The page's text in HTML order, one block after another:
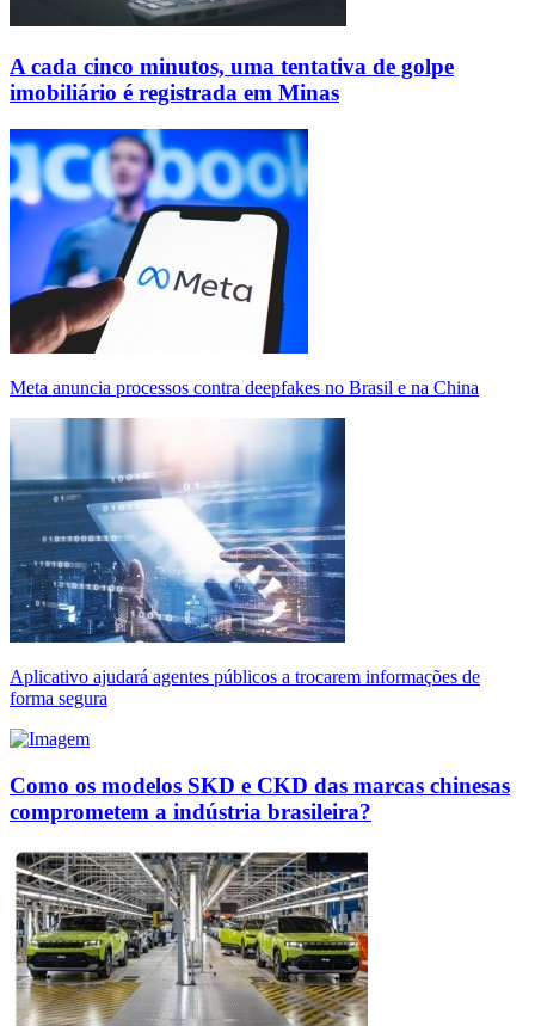
A cada cinco minutos, uma tentativa de golpe
imobiliário é registrada em Minas
Meta anuncia processos contra deepfakes no Brasil e na China
Aplicativo ajudará agentes públicos a trocarem informações de
forma segura
Como os modelos SKD e CKD das marcas chinesas
comprometem a indústria brasileira?